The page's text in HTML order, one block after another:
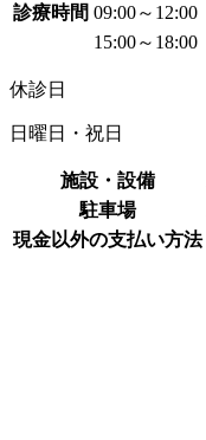
診療時間 09:00～12:00
15:00～18:00
休診日
日曜日・祝日
施設・設備
駐車場
現金以外の支払い方法